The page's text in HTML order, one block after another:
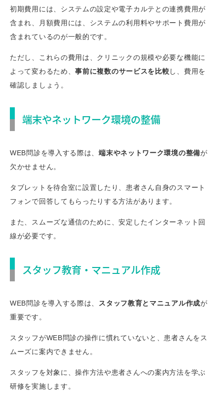
初期費用には、システムの設定や電子カルテとの連携費用が
含まれ、月額費用には、システムの利用料やサポート費用が
含まれているのが一般的です。
ただし、これらの費用は、クリニックの規模や必要な機能に
よって変わるため、事前に複数のサービスを比較し、費用を
確認しましょう。
端末やネットワーク環境の整備
WEB問診を導入する際は、端末やネットワーク環境の整備が
欠かせません。
タブレットを待合室に設置したり、患者さん自身のスマート
フォンで回答してもらったりする方法があります。
また、スムーズな通信のために、安定したインターネット回
線が必要です。
スタッフ教育・マニュアル作成
WEB問診を導入する際は、 スタッフ教育とマニュアル作成が
重要です。
スタッフがWEB問診の操作に慣れていないと、患者さんをス
ムーズに案内できません。
スタッフを対象に、操作方法や患者さんへの案内方法を学ぶ
研修を実施します。